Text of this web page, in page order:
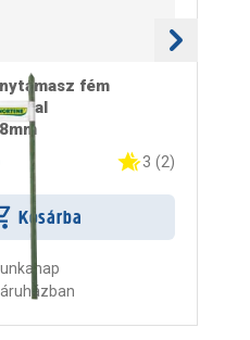
fém
3 (2)
Kosárba